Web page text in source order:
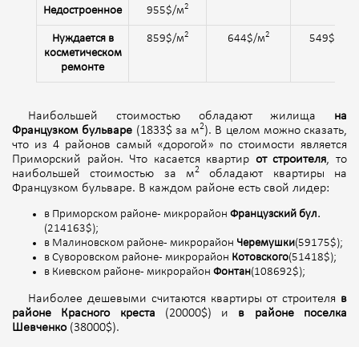
Недостроенное 955$/м2
Нуждается в
косметическом
ремонте
859$/м2 644$/м2 549$/м
Наибольшей стоимостью обладают жилища на
Французком бульваре (1833$ за м2). В целом можно сказать,
что из 4 районов самый «дорогой» по стоимости является
Приморский район. Что касается квартир от строителя, то
наибольшей стоимостью за м2
обладают квартиры на
Французком бульваре. В каждом районе есть свой лидер:
в Приморском районе - микрорайон Французский бул.
(214163$);
в Малиновском районе - микрорайон Черемушки(59175$);
в Суворовском районе - микрорайон Котовского(51418$);
в Киевском районе - микрорайон Фонтан(108692$);
Наиболее дешевыми считаются квартиры от строителя в
районе Красного креста (20000$) и в районе поселка
Шевченко(38000$).